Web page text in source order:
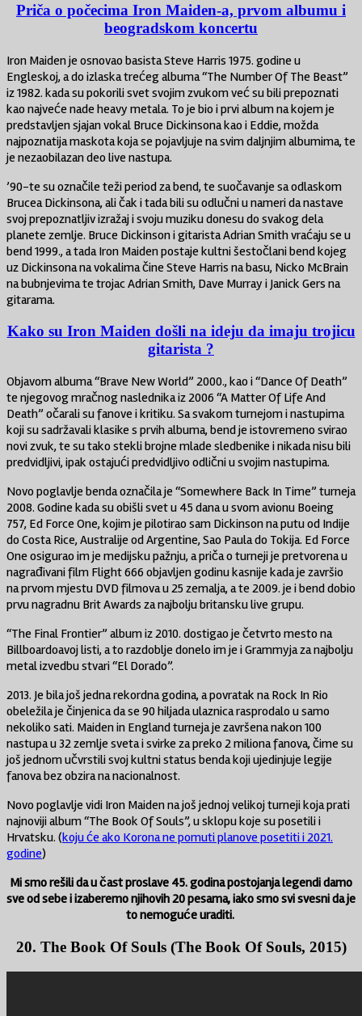
Priča o počecima Iron Maiden-a, prvom albumu i
beogradskom koncertu
Iron Maiden je osnovao basista Steve Harris 1975. godine u
Engleskoj, a do izlaska trećeg albuma “The Number Of The Beast”
iz 1982. kada su pokorili svet svojim zvukom već su bili prepoznati
kao najveće nade heavy metala. To je bio i prvi album na kojem je
predstavljen sjajan vokal Bruce Dickinsona kao i Eddie, možda
najpoznatija maskota koja se pojavljuje na svim daljnjim albumima, te
je nezaobilazan deo live nastupa.
’90-te su označile teži period za bend, te suočavanje sa odlaskom
Brucea Dickinsona, ali čak i tada bili su odlučni u nameri da nastave
svoj prepoznatljiv izražaj i svoju muziku donesu do svakog dela
planete zemlje. Bruce Dickinson i gitarista Adrian Smith vraćaju se u
bend 1999., a tada Iron Maiden postaje kultni šestočlani bend kojeg
uz Dickinsona na vokalima čine Steve Harris na basu, Nicko McBrain
na bubnjevima te trojac Adrian Smith, Dave Murray i Janick Gers na
gitarama.
Kako su Iron Maiden došli na ideju da imaju trojicu
gitarista ?
Objavom albuma “Brave New World” 2000., kao i “Dance Of Death”
te njegovog mračnog naslednika iz 2006 “A Matter Of Life And
Death” očarali su fanove i kritiku. Sa svakom turnejom i nastupima
koji su sadržavali klasike s prvih albuma, bend je istovremeno svirao
novi zvuk, te su tako stekli brojne mlade sledbenike i nikada nisu bili
predvidljivi, ipak ostajući predvidljivo odlični u svojim nastupima.
Novo poglavlje benda označila je “Somewhere Back In Time” turneja
2008. Godine kada su obišli svet u 45 dana u svom avionu Boeing
757, Ed Force One, kojim je pilotirao sam Dickinson na putu od Indije
do Costa Rice, Australije od Argentine, Sao Paula do Tokija. Ed Force
One osigurao im je medijsku pažnju, a priča o turneji je pretvorena u
nagrađivani film Flight 666 objavljen godinu kasnije kada je završio
na prvom mjestu DVD filmova u 25 zemalja, a te 2009. je i bend dobio
prvu nagradnu Brit Awards za najbolju britansku live grupu.
“The Final Frontier” album iz 2010. dostigao je četvrto mesto na
Billboardoavoj listi, a to razdoblje donelo im je i Grammyja za najbolju
metal izvedbu stvari “El Dorado”.
2013. Je bila još jedna rekordna godina, a povratak na Rock In Rio
obeležila je činjenica da se 90 hiljada ulaznica rasprodalo u samo
nekoliko sati. Maiden in England turneja je završena nakon 100
nastupa u 32 zemlje sveta i svirke za preko 2 miliona fanova, čime su
još jednom učvrstili svoj kultni status benda koji ujedinjuje legije
fanova bez obzira na nacionalnost.
Novo poglavlje vidi Iron Maiden na još jednoj velikoj turneji koja prati
najnoviji album “The Book Of Souls”, u sklopu koje su posetili i
Hrvatsku. (koju će ako Korona ne pomuti planove posetiti i 2021.
godine)
Mi smo rešili da u čast proslave 45. godina postojanja legendi damo
sve od sebe i izaberemo njihovih 20 pesama, iako smo svi svesni da je
to nemoguće uraditi.
20. The Book Of Souls (The Book Of Souls, 2015)